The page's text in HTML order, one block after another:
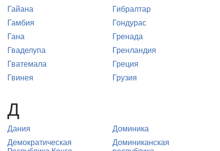
Гайана
Гамбия
Гана
Гваделупа
Гватемала
Гвинея
Гибралтар
Гондурас
Гренада
Гренландия
Греция
Грузия
Д
Дания
Демократическая
Доминика
Доминиканская